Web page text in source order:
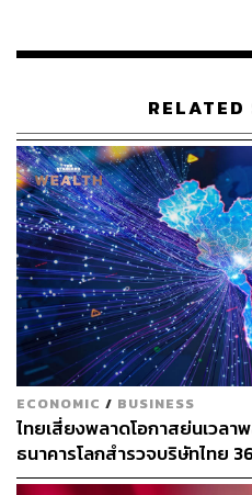
เศรษฐกิจเกิดใหม่ แต่จำเป็นต้
เลี่ยง ‘รูปแบบการเติบโตที่ปล่อ
ลดควบคุมการปล่อยก๊าซเรือน
2050
ผู้นำคนใหม่ของธนาคารโลกยั
ใกล้ชิดกับบรรดาธนาคารและ
อย่างใกล้ชิด เพื่อให้บรรลุความ
รับมือกับการเปลี่ยนแปลงทาง
อ้างอิง:
https://
ank-must-drive-private-
banga-3554826
RELATED
ECONOMIC / BUSINESS
ไทยเสี่ยงพลาดโอกาสย่นเวลา
ธนาคารโลกสำรวจบริษัทไทย
กลุ่ม ตามหลังเคนยาและไนจีเรีย